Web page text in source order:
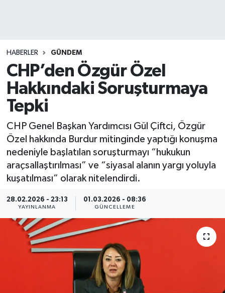
HABERLER GÜNDEM
CHP’den Özgür Özel
Hakkındaki Soruşturmaya
Tepki
CHP Genel Başkan Yardımcısı Gül Çiftci, Özgür
Özel hakkında Burdur mitinginde yaptığı konuşma
nedeniyle başlatılan soruşturmayı “hukukun
araçsallaştırılması” ve “siyasal alanın yargı yoluyla
kuşatılması” olarak nitelendirdi.
28.02.2026 - 23:13
YAYINLANMA
01.03.2026 - 08:36
GÜNCELLEME
Magazin
Siyaset
Spor
Yaşam
Son Dakika Haberleri
Haber Arşivi